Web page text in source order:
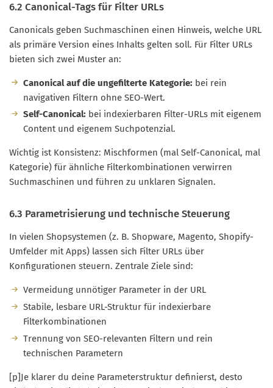
6.2 Canonical-Tags für Filter URLs
Canonicals geben Suchmaschinen einen Hinweis, welche URL
als primäre Version eines Inhalts gelten soll. Für Filter URLs
bieten sich zwei Muster an:
Canonical auf die ungefilterte Kategorie: bei rein
navigativen Filtern ohne SEO-Wert.
Self-Canonical: bei indexierbaren Filter-URLs mit eigenem
Content und eigenem Suchpotenzial.
Wichtig ist Konsistenz: Mischformen (mal Self-Canonical, mal
Kategorie) für ähnliche Filterkombinationen verwirren
Suchmaschinen und führen zu unklaren Signalen.
6.3 Parametrisierung und technische Steuerung
In vielen Shopsystemen (z. B. Shopware, Magento, Shopify-
Umfelder mit Apps) lassen sich Filter URLs über
Konfigurationen steuern. Zentrale Ziele sind:
Vermeidung unnötiger Parameter in der URL
Stabile, lesbare URL-Struktur für indexierbare
Filterkombinationen
Trennung von SEO-relevanten Filtern und rein
technischen Parametern
[p]Je klarer du deine Parameterstruktur definierst, desto